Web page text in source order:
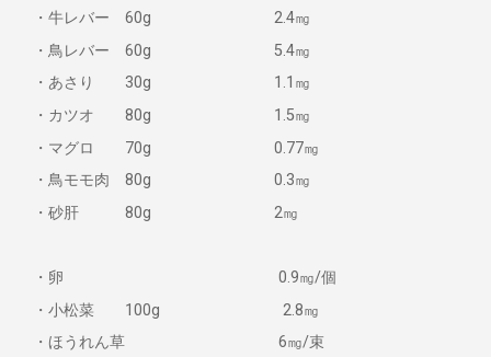
・牛レバー 60g 2.4㎎
・鳥レバー 60g 5.4㎎
・あさり 30g 1.1㎎
・カツオ 80g 1.5㎎
・マグロ 70g 0.77㎎
・鳥モモ肉 80g 0.3㎎
・砂肝 80g 2㎎
・卵 0.9㎎/個
・小松菜 100g 2.8㎎
・ほうれん草 6㎎/束